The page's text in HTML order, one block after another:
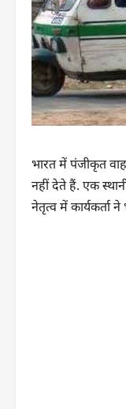
भारत में पंजीकृत
नहीं देते हैं. एक
नेतृत्व में कार्यकर्ता